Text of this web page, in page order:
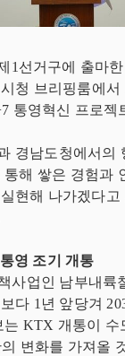
1선거구에 출마
청 브리핑룸에
통영혁신 프로젝
경남도청에서의
해 쌓은 경험과
현해 나가겠다고
영 조기 개통
사업인 남부내륙
다 1년 앞당겨
는 KTX 개통이 수
의 변화를 가져올